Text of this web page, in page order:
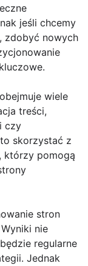
jeśli chcemy
zdobyć nowych
wiele
treści,
czy
skorzystać z
którzy pomogą
stron
nie
regularne
Jednak